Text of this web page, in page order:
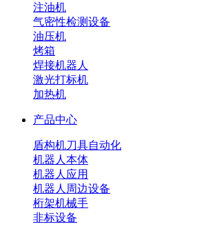
注油机
气密性检测设备
油压机
烤箱
焊接机器人
激光打标机
加热机
产品中心
盾构机刀具自动化
机器人本体
机器人应用
机器人周边设备
桁架机械手
非标设备